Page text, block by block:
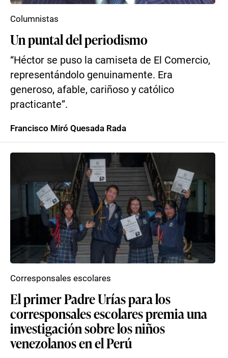
Un puntal del periodismo
“Héctor se puso la camiseta de El Comercio,
representándolo genuinamente. Era
generoso, afable, cariñoso y católico
practicante”.
Columnistas
Francisco Miró Quesada Rada
El primer Padre Urías para los
corresponsales escolares premia una
investigación sobre los niños
venezolanos en el Perú
Corresponsales escolares